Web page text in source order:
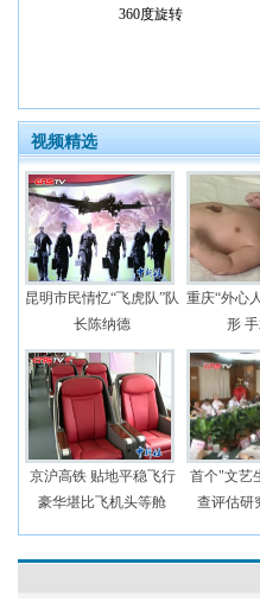
360度旋转
视频精选
昆明市民情忆“飞虎队”队
长陈纳德
重庆“外心
形
京沪高铁 贴地平稳飞行
豪华堪比飞机头等舱
首个"文艺
查评估研